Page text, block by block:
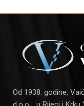
Od 1938. godine,